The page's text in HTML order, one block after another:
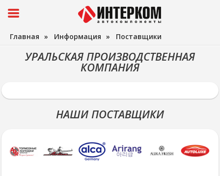
Главная » Информация » Поставщики
УРАЛЬСКАЯ ПРОИЗВОДСТВЕННАЯ
КОМПАНИЯ
НАШИ ПОСТАВЩИКИ